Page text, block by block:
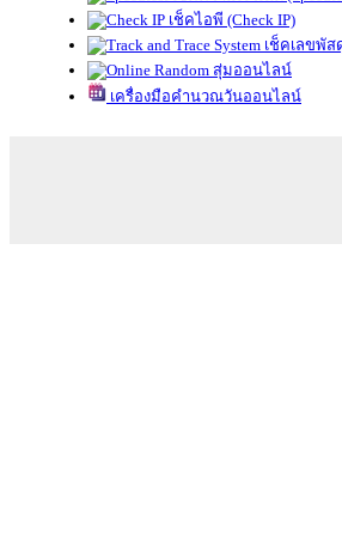
เช็คไอพี (Check IP)
เช็คเลขพัส
สุ่มออนไลน์
เครื่องมือคำนวณวันออนไลน์